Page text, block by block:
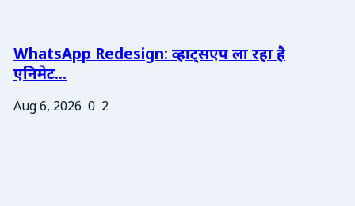
WhatsApp Redesign: व्हाट्सएप ला रहा है
एनिमेट...
Aug 6, 2026 0 2